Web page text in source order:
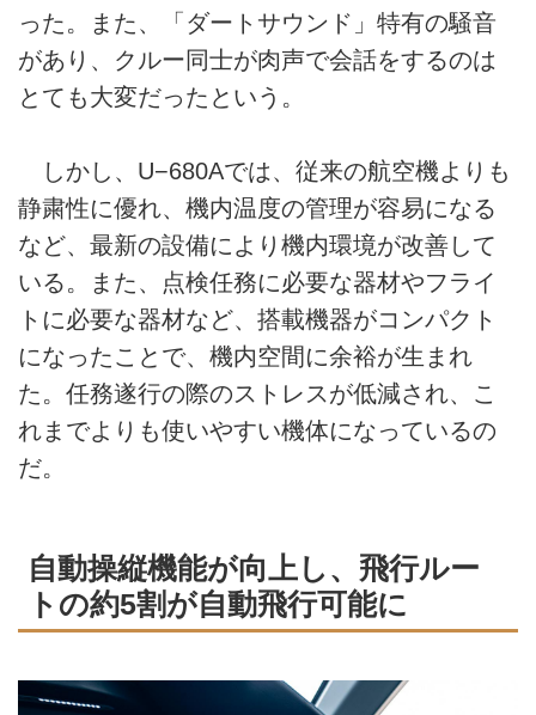
った。また、「ダートサウンド」特有の騒音
があり、クルー同士が肉声で会話をするのは
とても大変だったという。
しかし、U−680Aでは、従来の航空機よりも
静粛性に優れ、機内温度の管理が容易になる
など、最新の設備により機内環境が改善して
いる。また、点検任務に必要な器材やフライ
トに必要な器材など、搭載機器がコンパクト
になったことで、機内空間に余裕が生まれ
た。任務遂行の際のストレスが低減され、こ
れまでよりも使いやすい機体になっているの
だ。
自動操縦機能が向上し、飛行ルー
トの約5割が自動飛行可能に